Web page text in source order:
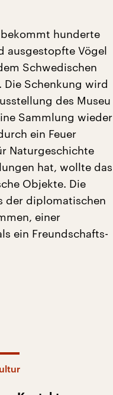
bekommt hunderte
ausgestopfte Vögel
Schwedischen
Schenkung wird
des Museu
Sammlung wieder
ein Feuer
Naturgeschichte
hat, wollte das
Objekte. Die
der diplomatischen
einer
ein Freundschafts-